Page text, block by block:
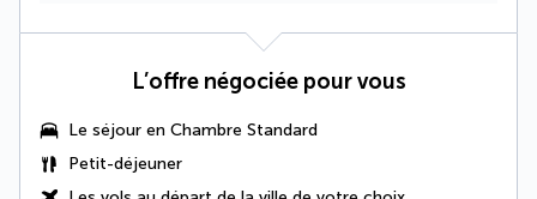
L’offre négociée pour vous
Le séjour en Chambre Standard
Petit-déjeuner